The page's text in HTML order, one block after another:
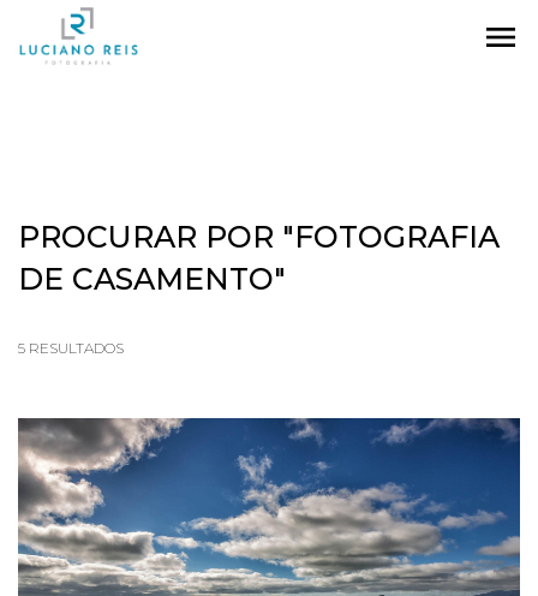
menu
PROCURAR POR "FOTOGRAFIA
DE CASAMENTO"
5 RESULTADOS